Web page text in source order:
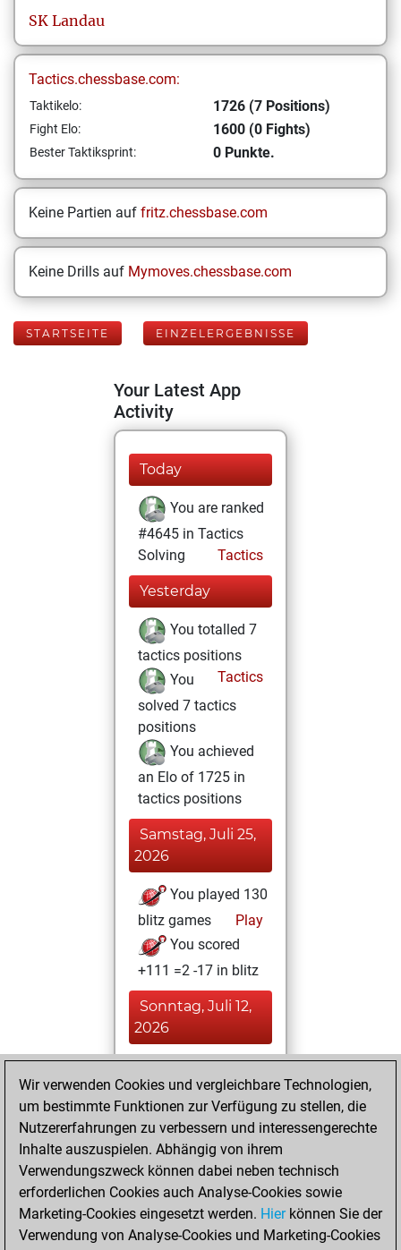
SK Landau
Tactics.chessbase.com:
Taktikelo: 1726 (7 Positions)
Fight Elo: 1600 (0 Fights)
Bester Taktiksprint: 0 Punkte.
Keine Partien auf fritz.chessbase.com
Keine Drills auf Mymoves.chessbase.com
STARTSEITE EINZELERGEBNISSE
Your Latest App
Activity
Today
You are ranked
#4645 in Tactics
Solving
Tactics
Yesterday
You totalled 7
tactics positions
Tactics
You
solved 7 tactics
positions
You achieved
an Elo of 1725 in
tactics positions
Samstag, Juli 25,
2026
You played 130
blitz games
Play
You scored
+111 =2 -17 in blitz
Sonntag, Juli 12,
2026
You played 110
bullet games
Play
You scored
+100 =1 -9 in bullet
Dienstag, August
11, 2020
You played 5
Wir verwenden Cookies und vergleichbare Technologien,
um bestimmte Funktionen zur Verfügung zu stellen, die
Nutzererfahrungen zu verbessern und interessengerechte
Inhalte auszuspielen. Abhängig von ihrem
Verwendungszweck können dabei neben technisch
erforderlichen Cookies auch Analyse-Cookies sowie
Marketing-Cookies eingesetzt werden. Hierkönnen Sie der
Verwendung von Analyse-Cookies und Marketing-Cookies